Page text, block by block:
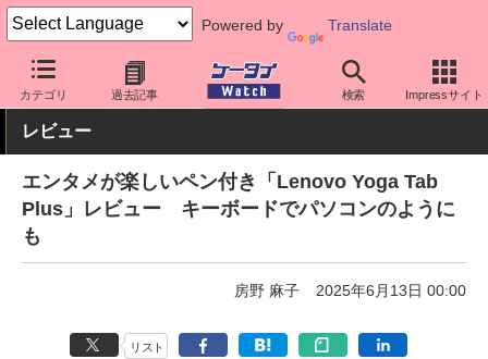
Powered by Translate
カテゴリ 過去記事 検索 Impressサイト
ケータイ Watch OS Android
レビュー
エンタメが楽しいペン付き「Lenovo Yoga Tab
Plus」レビュー キーボードでパソコンのように
も
房野 麻子 2025年6月13日 00:00
リスト